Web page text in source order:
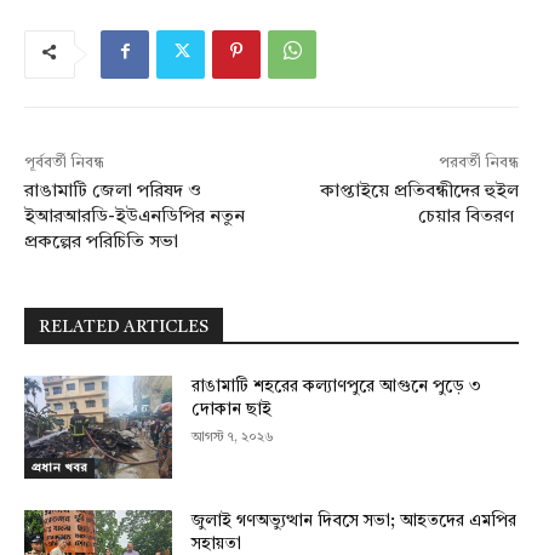
পূর্ববর্তী নিবন্ধ
রাঙামাটি জেলা পরিষদ ও
ইআরআরডি-ইউএনডিপির নতুন
প্রকল্পের পরিচিতি সভা
পরবর্তী নিবন্ধ
কাপ্তাইয়ে প্রতিবন্ধীদের হুইল
চেয়ার বিতরণ
RELATED ARTICLES
প্রধান খবর
রাঙামাটি শহরের কল্যাণপুরে আগুনে পুড়ে ৩
দোকান ছাই
আগস্ট ৭, ২০২৬
জুলাই গণঅভ্যুত্থান দিবসে সভা; আহতদের এমপির
সহায়তা